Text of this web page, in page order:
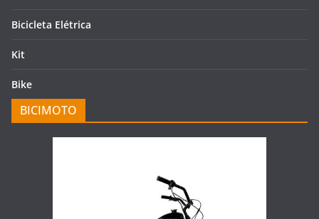
Bicicleta Elétrica
Kit
Bike
BICIMOTO